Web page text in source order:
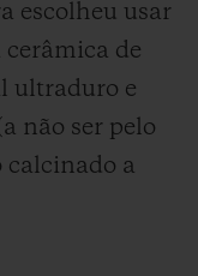
escolheu usar
cerâmica de
ultraduro e
não ser pelo
calcinado a